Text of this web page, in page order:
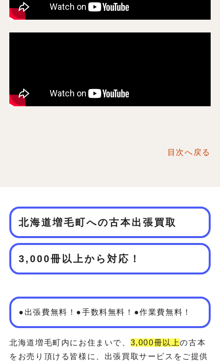
目次へ戻る
北海道増毛町への古本出張買取
3,000冊以上から対応！
●出張費無料！●手数料無料！●作業費無料！
北海道増毛町内にお住まいで、 3,000冊以上の古本
をお売り頂ける皆様に、出張買取サービスをご提供